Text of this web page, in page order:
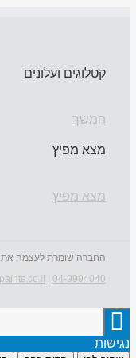
קטלוגים ועלונים
המשך
מצא מפיץ
מצא מפיץ
החברה שומרת לעצמה את
04-9994040
נגישות